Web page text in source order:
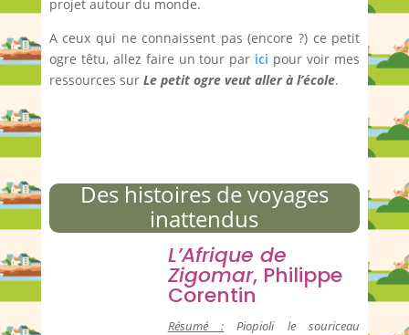
projet autour du monde.
A ceux qui ne connaissent pas (encore ?) ce petit
ogre têtu, allez faire un tour par ici pour voir mes
ressources sur Le petit ogre veut aller à l’école.
Des histoires de voyages
inattendus
L’Afrique de
Zigomar, Philippe
Corentin
Résumé : Piopioli le souriceau